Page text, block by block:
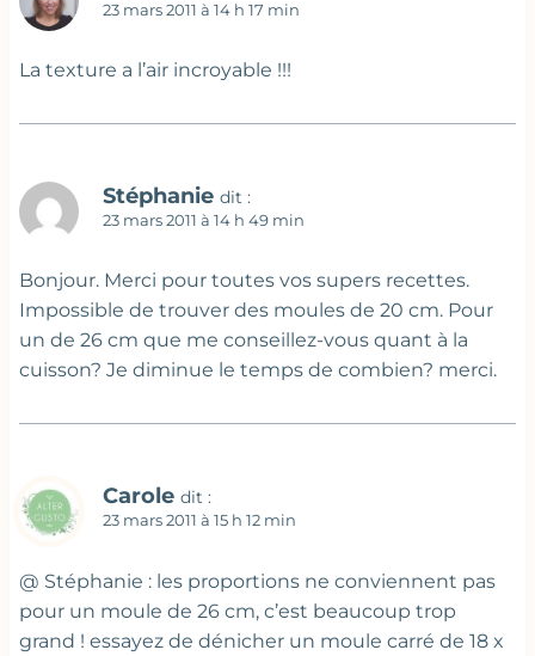
23 mars 2011 à 14 h 17 min
La texture a l’air incroyable !!!
Stéphanie dit :
23 mars 2011 à 14 h 49 min
Bonjour. Merci pour toutes vos supers recettes.
Impossible de trouver des moules de 20 cm. Pour
un de 26 cm que me conseillez-vous quant à la
cuisson? Je diminue le temps de combien? merci.
Carole dit :
23 mars 2011 à 15 h 12 min
@ Stéphanie : les proportions ne conviennent pas
pour un moule de 26 cm, c’est beaucoup trop
grand ! essayez de dénicher un moule carré de 18 x